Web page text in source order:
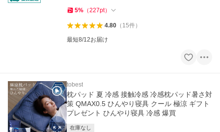
5% （227pt）
4.80（ 15件）
最短8/12お届け
tobest
枕パッド 夏 冷感 接触冷感 冷感枕パッド暑さ対
策 QMAX0.5 ひんやり寝具 クール 極涼 ギフト
プレゼント ひんやり寝具 冷感 爆買
在庫なし